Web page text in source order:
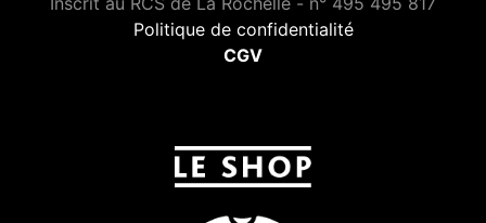
Politique de confidentialité
CGV